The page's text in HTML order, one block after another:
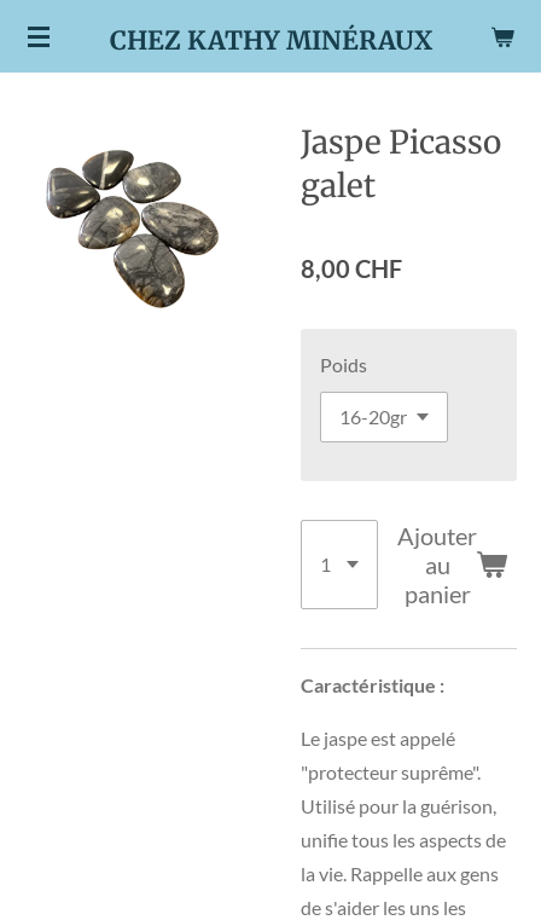
Passer
CHEZ KATHY MINÉRAUX
Jaspe Picasso
galet
8,00 CHF
Poids
Ajouter
au
panier
Caractéristique :
Le jaspe est appelé
"protecteur suprême".
Utilisé pour la guérison,
unifie tous les aspects de
la vie. Rappelle aux gens
de s'aider les uns les